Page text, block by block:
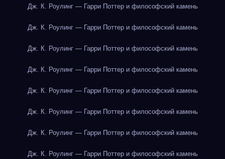
Дж. К. Роулинг — Гарри Поттер и философский камень
Дж. К. Роулинг — Гарри Поттер и философский камень
Дж. К. Роулинг — Гарри Поттер и философский камень
Дж. К. Роулинг — Гарри Поттер и философский камень
Дж. К. Роулинг — Гарри Поттер и философский камень
Дж. К. Роулинг — Гарри Поттер и философский камень
Дж. К. Роулинг — Гарри Поттер и философский камень
Дж. К. Роулинг — Гарри Поттер и философский камень